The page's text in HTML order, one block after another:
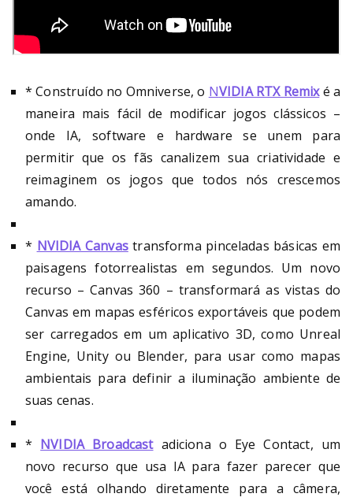
* Construído no Omniverse, o NVIDIA RTX Remixé a
maneira mais fácil de modificar jogos clássicos –
onde IA, software e hardware se unem para
permitir que os fãs canalizem sua criatividade e
reimaginem os jogos que todos nós crescemos
amando.
* NVIDIA Canvastransforma pinceladas básicas em
paisagens fotorrealistas em segundos. Um novo
recurso – Canvas 360 – transformará as vistas do
Canvas em mapas esféricos exportáveis que podem
ser carregados em um aplicativo 3D, como Unreal
Engine, Unity ou Blender, para usar como mapas
ambientais para definir a iluminação ambiente de
suas cenas.
* NVIDIA Broadcastadiciona o Eye Contact, um
novo recurso que usa IA para fazer parecer que
você está olhando diretamente para a câmera,